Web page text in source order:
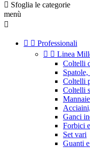
 Sfoglia le categorie
menù

  Professionali
  Linea
Coltelli
Coltelli
Coltelli
Mannaie
Ganci
Forbici
Set vari
Guanti